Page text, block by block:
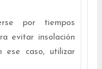
por tiempos
evitar insolación
ese caso, utilizar